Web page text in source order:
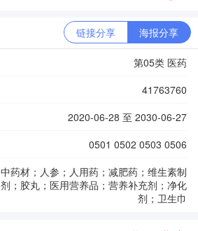
链接分享 海报分享
第05类 医药
41763760
2020-06-28 至 2030-06-27
0501 0502 0503 0506
中药材；人参；人用药；减肥药；维生素制
剂；胶丸；医用营养品；营养补充剂；净化
剂；卫生巾